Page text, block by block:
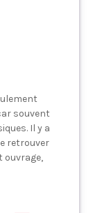
souvent
Il y a
retrouver
ouvrage,